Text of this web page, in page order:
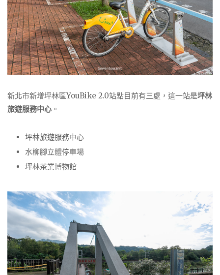
新北市新增坪林區YouBike 2.0站點目前有三處，這一站是坪林
旅遊服務中心 。
坪林旅遊服務中心
水柳腳立體停車場
坪林茶業博物館